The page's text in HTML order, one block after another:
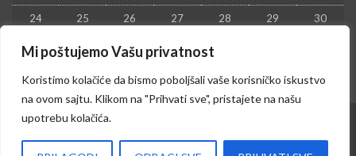
Mi poštujemo Vašu privatnost
Koristimo kolačiće da bismo poboljšali vaše korisničko iskustvo
na ovom sajtu. Klikom na "Prihvati sve", pristajete na našu
upotrebu kolačića.
24 25 26 27 28 29 30
31